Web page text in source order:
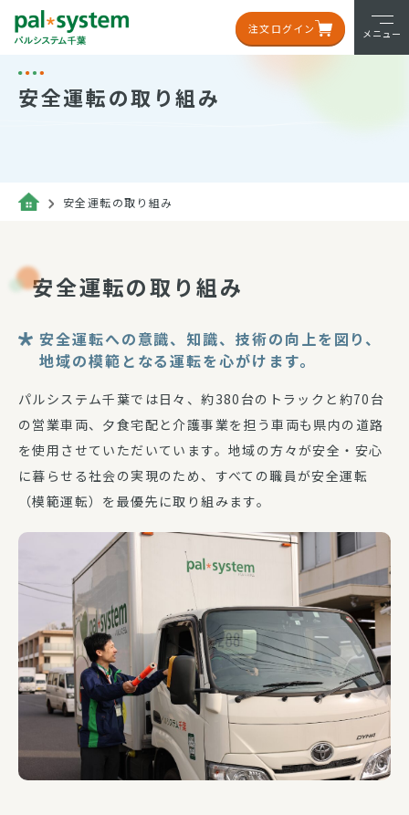
注文ログイン メニュー
安全運転の取り組み
安全運転の取り組み
安全運転の取り組み
安全運転への意識、知識、技術の向上を図り、
地域の模範となる運転を心がけます。
パルシステム千葉では日々、約380台のトラックと約70台
の営業車両、夕食宅配と介護事業を担う車両も県内の道路
を使用させていただいています。地域の方々が安全・安心
に暮らせる社会の実現のため、すべての職員が安全運転
（模範運転）を最優先に取り組みます。